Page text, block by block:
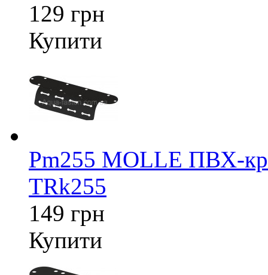
129 грн
Купити
Pm255 MOLLE ПВХ-
TRk255
149 грн
Купити